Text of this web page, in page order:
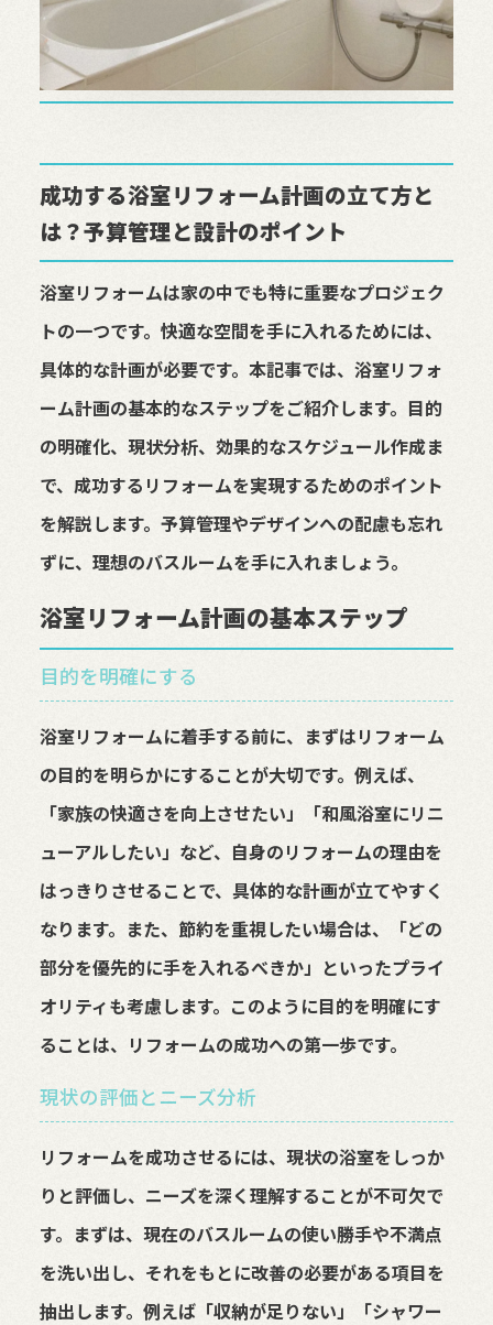
成功する浴室リフォーム計画の立て方と
は？予算管理と設計のポイント
浴室リフォームは家の中でも特に重要なプロジェク
トの一つです。快適な空間を手に入れるためには、
具体的な計画が必要です。本記事では、浴室リフォ
ーム計画の基本的なステップをご紹介します。目的
の明確化、現状分析、効果的なスケジュール作成ま
で、成功するリフォームを実現するためのポイント
を解説します。予算管理やデザインへの配慮も忘れ
ずに、理想のバスルームを手に入れましょう。
浴室リフォーム計画の基本ステップ
目的を明確にする
浴室リフォームに着手する前に、まずはリフォーム
の目的を明らかにすることが大切です。例えば、
「家族の快適さを向上させたい」「和風浴室にリニ
ューアルしたい」など、自身のリフォームの理由を
はっきりさせることで、具体的な計画が立てやすく
なります。また、節約を重視したい場合は、「どの
部分を優先的に手を入れるべきか」といったプライ
オリティも考慮します。このように目的を明確にす
ることは、リフォームの成功への第一歩です。
現状の評価とニーズ分析
リフォームを成功させるには、現状の浴室をしっか
りと評価し、ニーズを深く理解することが不可欠で
す。まずは、現在のバスルームの使い勝手や不満点
を洗い出し、それをもとに改善の必要がある項目を
抽出します。例えば「収納が足りない」「シャワー